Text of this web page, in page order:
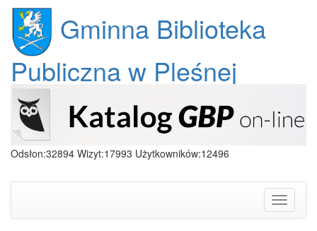
Gminna Biblioteka
Publiczna w Pleśnej
Odsłon:32894 Wizyt:17993 Użytkowników:12496
Toggle